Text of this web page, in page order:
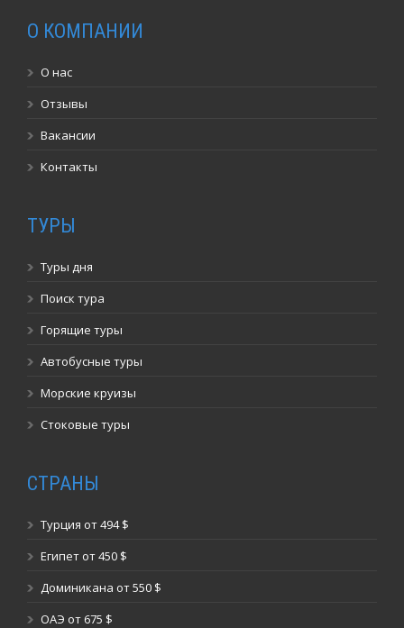
О КОМПАНИИ
О нас
Отзывы
Вакансии
Контакты
ТУРЫ
Туры дня
Поиск тура
Горящие туры
Автобусные туры
Морские круизы
Стоковые туры
СТРАНЫ
Турция от 494 $
Египет от 450 $
Доминикана от 550 $
ОАЭ от 675 $